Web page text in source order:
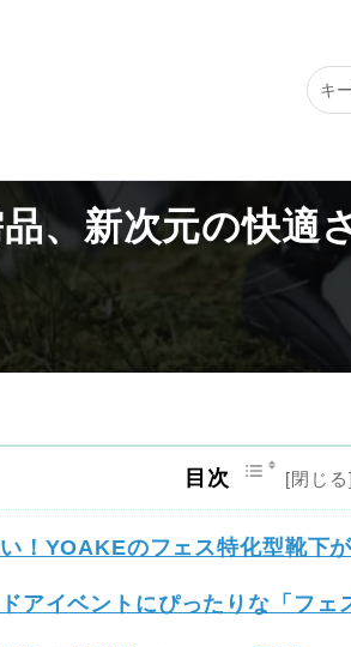
フェスの必需品、新次元の快適さ！野外フ
、新次元の快適
目次
！YOAKEのフェス特化型靴下
アイベントにぴったりな「フェ